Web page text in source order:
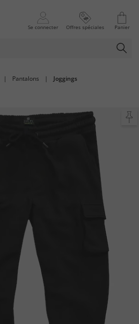
Se connecter Offres spéciales Panier
| Pantalons | Joggings